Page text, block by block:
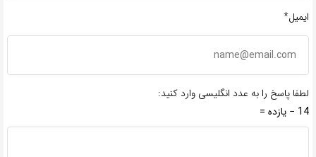
ایمیل*
لطفا پاسخ را به عدد انگلیسی وارد کنید:
14 − یازده =